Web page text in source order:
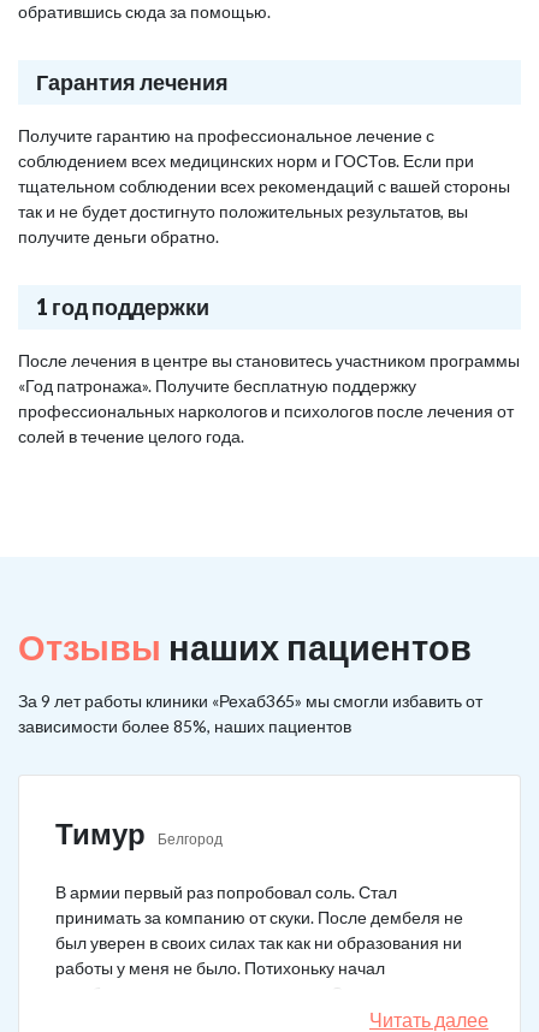
обратившись сюда за помощью.
Гарантия лечения
Получите гарантию на профессиональное лечение с
соблюдением всех медицинских норм и ГОСТов. Если при
тщательном соблюдении всех рекомендаций с вашей стороны
так и не будет достигнуто положительных результатов, вы
получите деньги обратно.
1 год поддержки
После лечения в центре вы становитесь участником программы
«Год патронажа». Получите бесплатную поддержку
профессиональных наркологов и психологов после лечения от
солей в течение целого года.
Отзывы наших пациентов
За 9 лет работы клиники «Рехаб365» мы смогли избавить от
зависимости более 85%, наших пациентов
Тимур Белгород
В армии первый раз попробовал соль. Стал
принимать за компанию от скуки. После дембеля не
был уверен в своих силах так как ни образования ни
работы у меня не было. Потихоньку начал
зарабатывать и тратить их на соль. Спустя год завел
девушку и ей не нравилось мое пристрастие кЧитать далее